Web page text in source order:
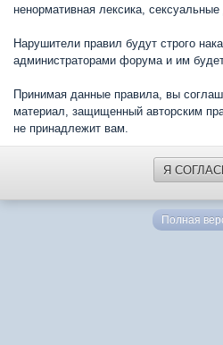
ненормативная лексика,
Нарушители правил будут строго
администраторами форума и им
Принимая данные правила, вы
материал, защищенный авторским
не принадлежит вам.
Я
Полная